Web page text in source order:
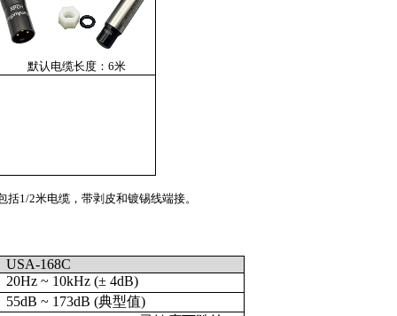
默认电缆长度：6米
括1/2米电缆，带剥皮和镀锡线端接。
USA-168C
20Hz ~ 10kHz (± 4dB)
55dB ~ 1 73dB (典型值)